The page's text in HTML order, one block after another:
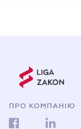
ПРО КОМПАНІЮ